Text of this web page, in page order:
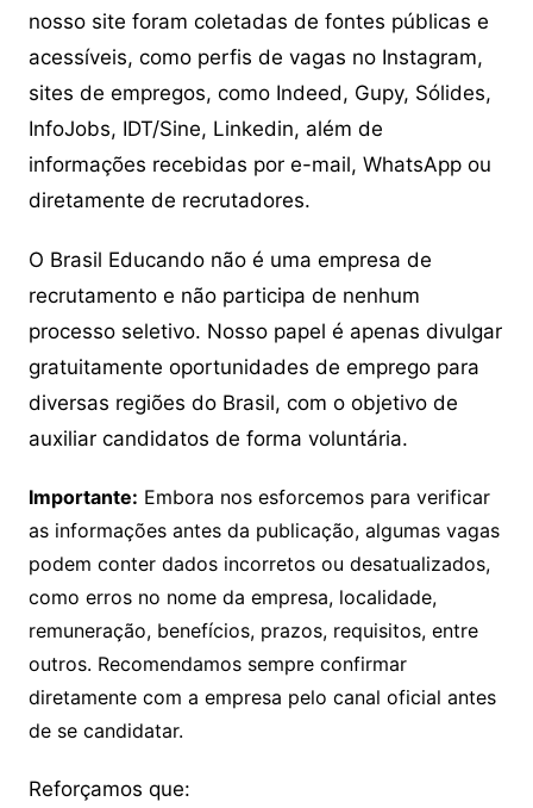
nosso site foram coletadas de fontes públicas e
acessíveis, como perfis de vagas no Instagram,
sites de empregos, como Indeed, Gupy, Sólides,
InfoJobs, IDT/Sine, Linkedin, além de
informações recebidas por e-mail, WhatsApp ou
diretamente de recrutadores.
O Brasil Educando não é uma empresa de
recrutamento e não participa de nenhum
processo seletivo. Nosso papel é apenas divulgar
gratuitamente oportunidades de emprego para
diversas regiões do Brasil, com o objetivo de
auxiliar candidatos de forma voluntária.
Importante: Embora nos esforcemos para verificar
as informações antes da publicação, algumas vagas
podem conter dados incorretos ou desatualizados,
como erros no nome da empresa, localidade,
remuneração, benefícios, prazos, requisitos, entre
outros. Recomendamos sempre confirmar
diretamente com a empresa pelo canal oficial antes
de se candidatar.
Reforçamos que: